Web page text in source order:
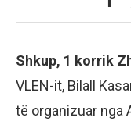
Shkup, 1 korrik
VLEN-it, Bilall
të organizuar nga